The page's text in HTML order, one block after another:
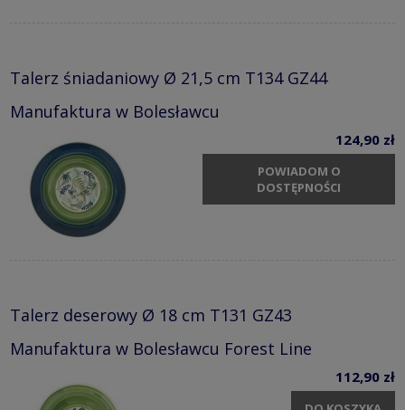
Talerz śniadaniowy Ø 21,5 cm T134 GZ44
Manufaktura w Bolesławcu
124,90 zł
POWIADOM O
DOSTĘPNOŚCI
Talerz deserowy Ø 18 cm T131 GZ43
Manufaktura w Bolesławcu Forest Line
112,90 zł